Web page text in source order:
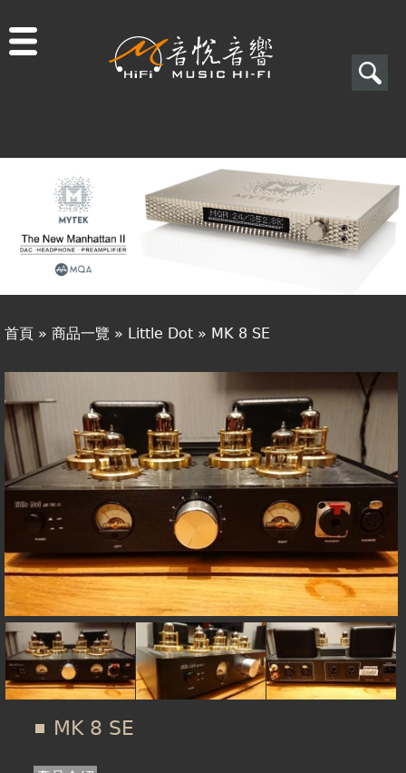
搜
表
單
搜
尋
商品一覽
二手專區
視聽專欄
購物須知
線上商城
您
在
這
裡
首頁 » 商品一覽 » Little Dot » MK 8 SE
MK 8 SE